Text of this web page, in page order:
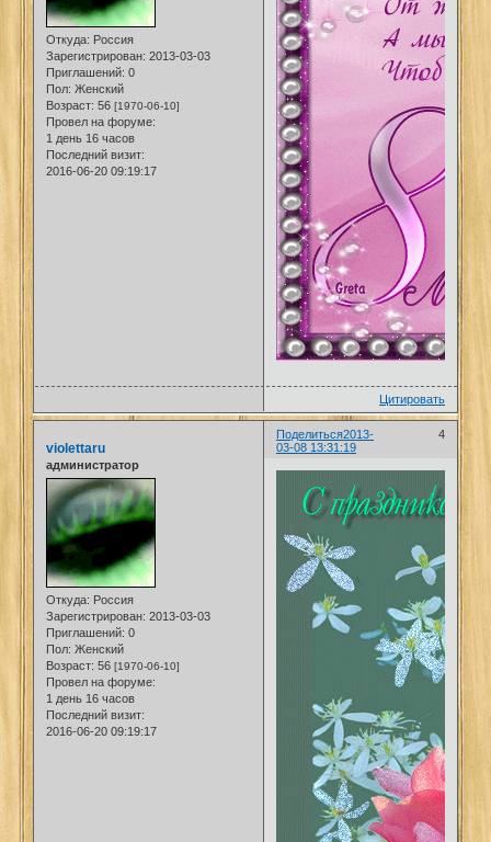
Откуда: Россия
Зарегистрирован: 2013-03-03
Приглашений: 0
Пол: Женский
Возраст: 56 [1970-06-10]
Провел на форуме:
1 день 16 часов
Последний визит:
2016-06-20 09:19:17
Цитировать
Поделиться 4
2013-
03-08 13:31:19
violettaru
администратор
Откуда: Россия
Зарегистрирован: 2013-03-03
Приглашений: 0
Пол: Женский
Возраст: 56 [1970-06-10]
Провел на форуме:
1 день 16 часов
Последний визит:
2016-06-20 09:19:17